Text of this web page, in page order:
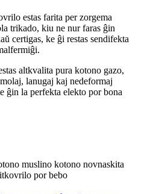
estas farita per zorgema
trikado, kiu ne nur faras ĝin
certigas, ke ĝi restas sendifekta
altkvalita pura kotono gazo,
lanugaj kaj nedeformaj
ĝin la perfekta elekto por bona